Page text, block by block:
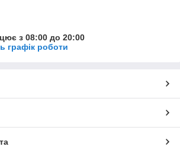
з 08:00 до 20:00
графік роботи